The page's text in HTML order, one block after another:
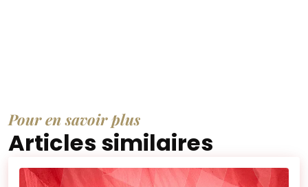
Pour en savoir plus
Articles similaires